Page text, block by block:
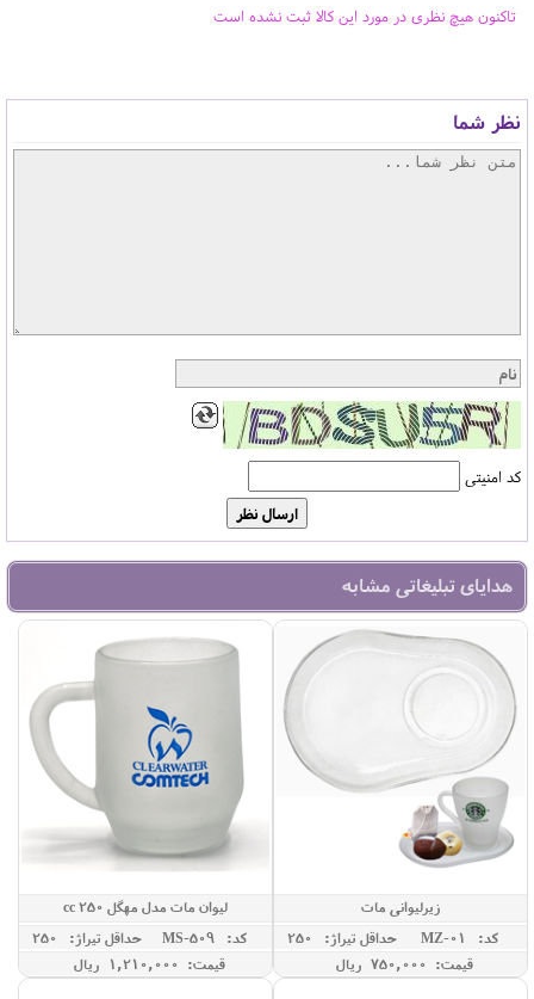
تاکنون هیچ نظری در مورد این کالا ثبت نشده است
نظر شما
کد امنیتی
هدایای تبلیغاتی مشابه
زیرلیوانی مات
کد: MZ-01
حداقل تيراژ: 250
قیمت: 750,000 ريال
لیوان مات مدل مهگل 250 cc
کد: MS-509
حداقل تيراژ: 250
قیمت: 1,210,000 ريال